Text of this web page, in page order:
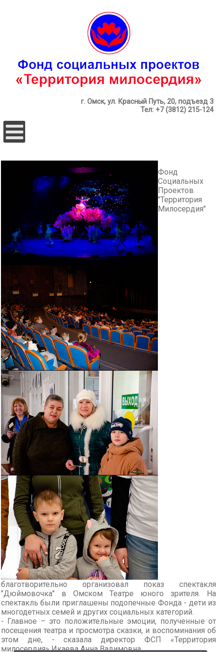
г. Омск, ул. Красный Путь, 20, подъезд 3
Тел: +7 (3812) 215-124
Фонд
Социальных
Проектов
"Территория
Милосердия"
благотворительно организовал показ спектакля
"Дюймовочка" в Омском Театре юного зрителя. На
спектакль были приглашены подопечные Фонда - дети из
многодетных семей и других социальных категорий.
- Главное – это положительные эмоции, полученные от
посещения театра и просмотра сказки, и воспоминания об
этом дне, - сказала директор ФСП «Территория
милосердия» Икаева Анна Вадимовна.